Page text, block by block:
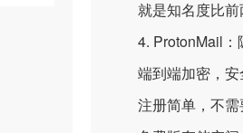
就是知名度比前
4. ProtonMail：
端到端加密，安
注册简单，不需